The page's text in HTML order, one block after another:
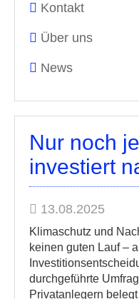
Kontakt
Über uns
News
Nur noch
investiert
13.08.2025
Klimaschutz und
keinen guten Lauf –
durchgeführte
Privatanlegern